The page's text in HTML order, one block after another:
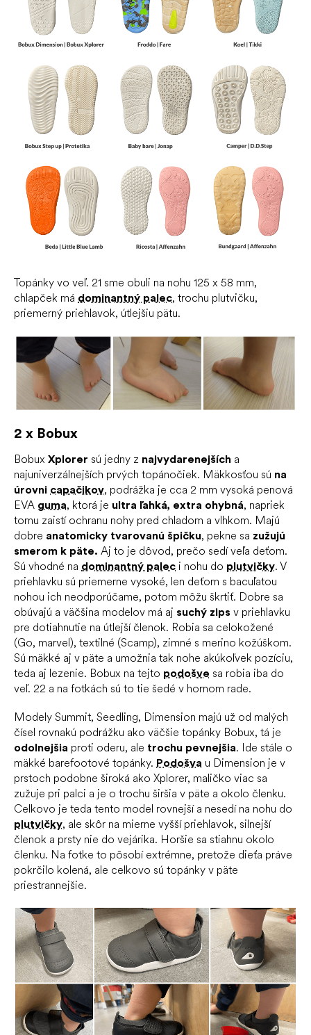
Topánky vo veľ. 21 sme obuli na nohu 125 x 58 mm,
chlapček má dominantný palec, trochu plutvičku,
priemerný priehlavok, útlejšiu pätu.
2 x Bobux
Bobux Xplorer sú jedny z najvydarenejších a
najuniverzálnejších prvých topánočiek. Mäkkosťou sú na
úrovni capačikov, podrážka je cca 2 mm vysoká penová
EVA guma, ktorá je ultra ľahká, extra ohybná, napriek
tomu zaistí ochranu nohy pred chladom a vlhkom. Majú
dobre anatomicky tvarovanú špičku, pekne sa zužujú
smerom k päte. Aj to je dôvod, prečo sedí veľa deťom.
Sú vhodné na dominantný palec i nohu do plutvičky. V
priehlavku sú priemerne vysoké, len deťom s bacuľatou
nohou ich neodporúčame, potom môžu škrtiť. Dobre sa
obúvajú a väčšina modelov má aj suchý zips v priehlavku
pre dotiahnutie na útlejší členok. Robia sa celokožené
(Go, marvel), textilné (Scamp), zimné s merino kožúškom.
Sú mäkké aj v päte a umožnia tak nohe akúkoľvek pozíciu,
teda aj lezenie. Bobux na tejto podošve sa robia iba do
veľ. 22 a na fotkách sú to tie šedé v hornom rade.
Modely Summit, Seedling, Dimension majú už od malých
čísel rovnakú podrážku ako väčšie topánky Bobux, tá je
odolnejšia proti oderu, ale trochu pevnejšia. Ide stále o
mäkké barefootové topánky. Podošva u Dimension je v
prstoch podobne široká ako Xplorer, maličko viac sa
zužuje pri palci a je o trochu širšia v päte a okolo členku.
Celkovo je teda tento model rovnejší a nesedí na nohu do
plutvičky, ale skôr na mierne vyšší priehlavok, silnejší
členok a prsty nie do vejárika. Horšie sa stiahnu okolo
členku. Na fotke to pôsobí extrémne, pretože dieťa práve
pokrčilo kolená, ale celkovo sú topánky v päte
priestrannejšie.